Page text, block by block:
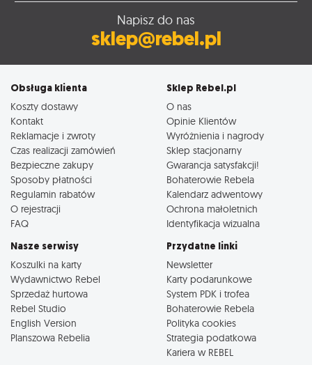
Napisz do nas
sklep@rebel.pl
Obsługa klienta
Koszty dostawy
Kontakt
Reklamacje i zwroty
Czas realizacji zamówień
Bezpieczne zakupy
Sposoby płatności
Regulamin rabatów
O rejestracji
FAQ
Sklep Rebel.pl
O nas
Opinie Klientów
Wyróżnienia i nagrody
Sklep stacjonarny
Gwarancja satysfakcji!
Bohaterowie Rebela
Kalendarz adwentowy
Ochrona małoletnich
Identyfikacja wizualna
Nasze serwisy
Koszulki na karty
Wydawnictwo Rebel
Sprzedaż hurtowa
Rebel Studio
English Version
Planszowa Rebelia
Przydatne linki
Newsletter
Karty podarunkowe
System PDK i trofea
Bohaterowie Rebela
Polityka cookies
Strategia podatkowa
Kariera w REBEL